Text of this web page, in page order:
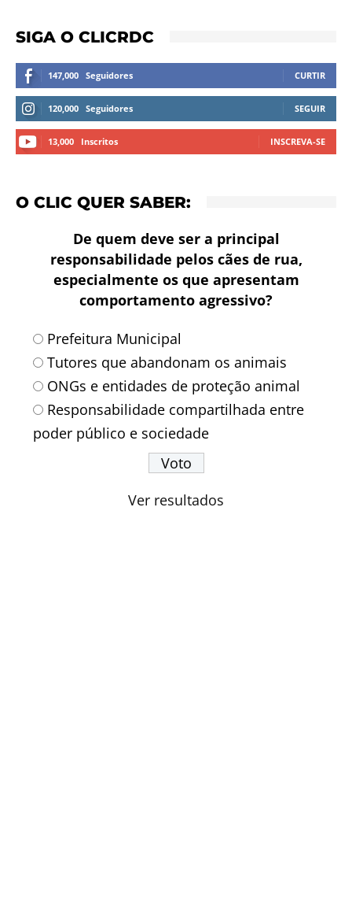
SIGA O CLICRDC
147,000 Seguidores CURTIR
120,000 Seguidores SEGUIR
13,000 Inscritos INSCREVA-SE
O CLIC QUER SABER:
De quem deve ser a principal
responsabilidade pelos cães de rua,
especialmente os que apresentam
comportamento agressivo?
Prefeitura Municipal
Tutores que abandonam os animais
ONGs e entidades de proteção animal
Responsabilidade compartilhada entre
poder público e sociedade
Ver resultados